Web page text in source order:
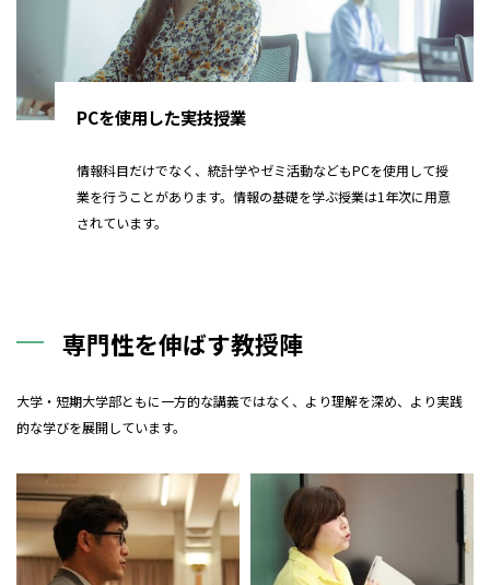
PCを使用した実技授業
情報科目だけでなく、統計学やゼミ活動などもPCを使用して授
業を行うことがあります。情報の基礎を学ぶ授業は1年次に用意
されています。
専門性を伸ばす教授陣
大学・短期大学部ともに一方的な講義ではなく、より理解を深め、より実践
的な学びを展開しています。